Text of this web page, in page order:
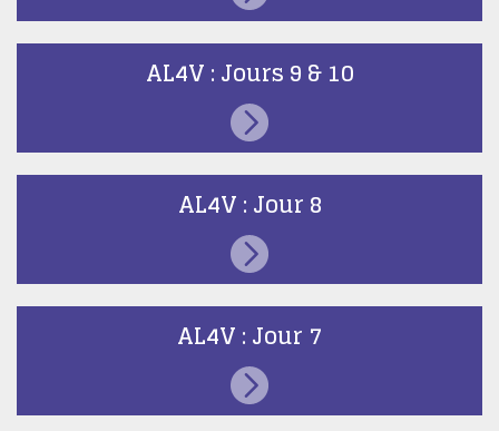
AL4V : Jours 9 & 10
AL4V : Jour 8
AL4V : Jour 7